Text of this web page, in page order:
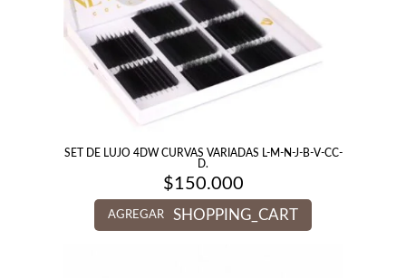
SET DE LUJO 4DW CURVAS VARIADAS L-M-N-J-B-V-CC-
D.
$150.000
AGREGAR SHOPPING_CART